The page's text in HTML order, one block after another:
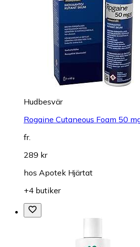
Hudbesvär
Rogaine Cutaneous Foam 50
fr.
289 kr
hos Apotek Hjärtat
+4 butiker